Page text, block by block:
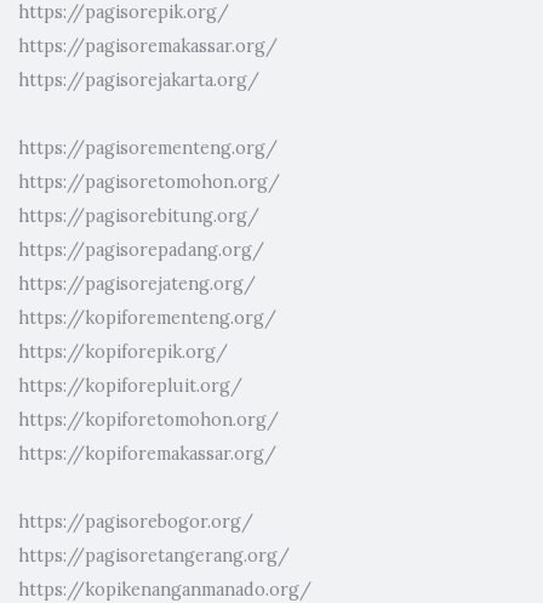
https://pagisorepik.org/
https://pagisoremakassar.org/
https://pagisorejakarta.org/
https://pagisorementeng.org/
https://pagisoretomohon.org/
https://pagisorebitung.org/
https://pagisorepadang.org/
https://pagisorejateng.org/
https://kopiforementeng.org/
https://kopiforepik.org/
https://kopiforepluit.org/
https://kopiforetomohon.org/
https://kopiforemakassar.org/
https://pagisorebogor.org/
https://pagisoretangerang.org/
https://kopikenanganmanado.org/